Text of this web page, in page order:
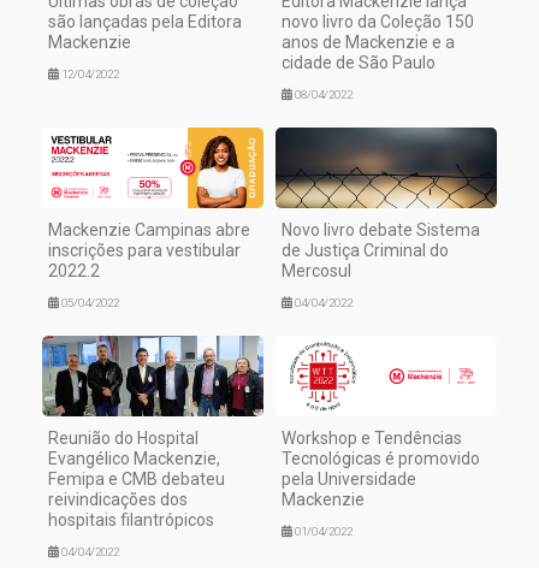
são lançadas pela Editora
Mackenzie
12/04/2022
novo livro da Coleção 150
anos de Mackenzie e a
cidade de São Paulo
08/04/2022
Mackenzie Campinas abre
inscrições para vestibular
2022.2
05/04/2022
Novo livro debate Sistema
de Justiça Criminal do
Mercosul
04/04/2022
Reunião do Hospital
Evangélico Mackenzie,
Femipa e CMB debateu
reivindicações dos
hospitais filantrópicos
04/04/2022
Workshop e Tendências
Tecnológicas é promovido
pela Universidade
Mackenzie
01/04/2022